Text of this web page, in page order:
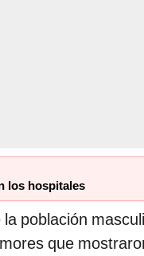
los hospitales
la población
que